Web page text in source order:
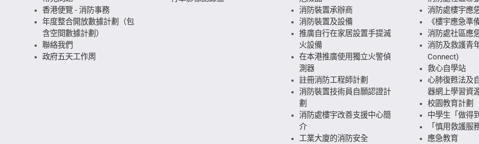
香港便覽 - 消防事務
年度整合開放數據計劃（包
含空間數據計劃）
聯絡我們
政府五天工作周
消防裝置承辦商
消防裝置及設備
推廣自行在家居設置手提滅
火設備
在本港推廣使用獨立火警偵
測器
註冊消防工程師計劃
消防裝置技術員自願認證計
劃
消防處樓宇改善支援中心簡
介
工業大廈的消防安全
消防處樓宇應
《樓宇應急準
消防處社區應
消防及救護青
Connect)
救心自學站
心肺復甦法及
器網上學習資
校園教育計劃
中學生「做得
「慎用救護服
應急教育